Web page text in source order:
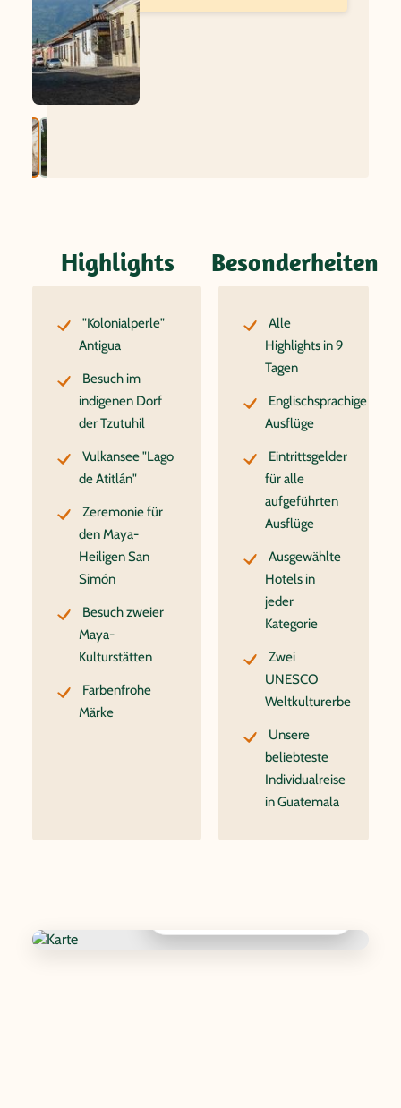
Highlights
"Kolonialperle"
Antigua
Besuch im
indigenen Dorf
der Tzutuhil
Vulkansee "Lago
de Atitlán"
Zeremonie für
den Maya-
Heiligen San
Simón
Besuch zweier
Maya-
Kulturstätten
Farbenfrohe
Märke
Besonderheiten
Alle
Highlights in 9
Tagen
Englischsprachige
Ausflüge
Eintrittsgelder
für alle
aufgeführten
Ausflüge
Ausgewählte
Hotels in
jeder
Kategorie
Zwei
UNESCO
Weltkulturerbe
Unsere
beliebteste
Individualreise
in Guatemala